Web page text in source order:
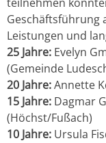
Geschäftsführung
Leistungen und
25 Jahre: Evelyn
(Gemeinde
20 Jahre:Annette
15 Jahre: Dagmar
(Höchst/Fußach)
10 Jahre: Ursula